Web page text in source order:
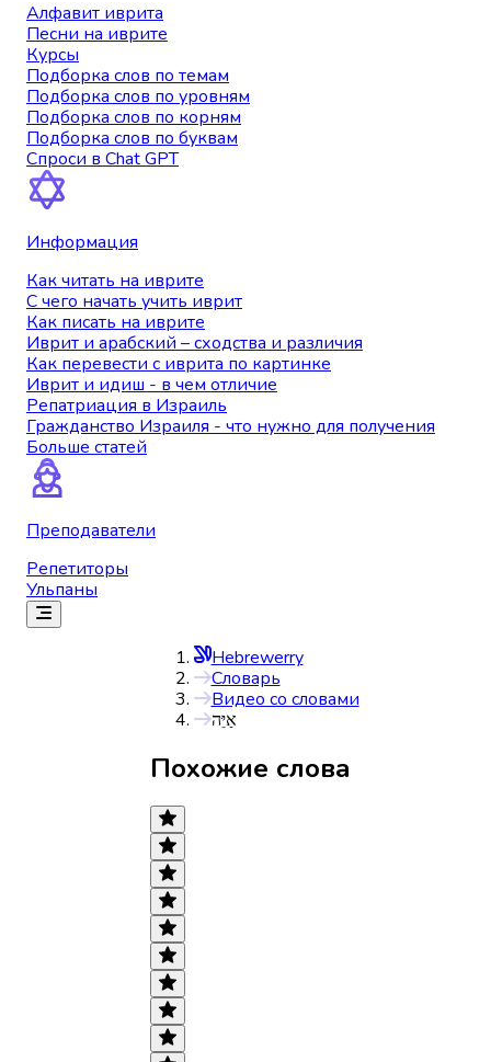
Алфавит иврита
Песни на иврите
Курсы
Подборка слов по темам
Подборка слов по уровням
Подборка слов по корням
Подборка слов по буквам
Спроси в Chat GPT
Информация
Как читать на иврите
С чего начать учить иврит
Как писать на иврите
Иврит и арабский – сходства и различия
Как перевести с иврита по картинке
Иврит и идиш - в чем отличие
Репатриация в Израиль
Гражданство Израиля - что нужно для получения
Больше статей
Преподаватели
Репетиторы
Ульпаны
Hebrewerry
Словарь
Видео со словами
אַיֵּה
Похожие слова